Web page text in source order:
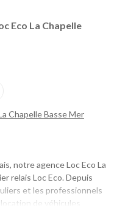
Eco La Chapelle
Chapelle Basse Mer
notre agence Loc Eco La
relais Loc Eco. Depuis
et les professionnels
de véhicules
Installée au sein du